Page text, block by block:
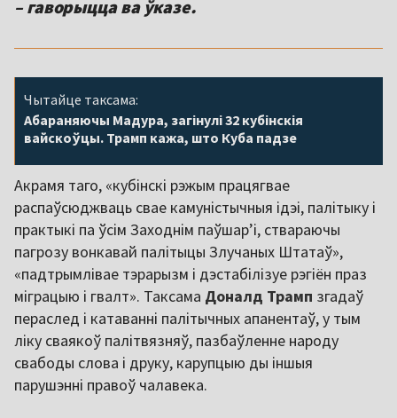
– гаворыцца ва ўказе.
Чытайце таксама:
Абараняючы Мадура, загінулі 32 кубінскія
вайскоўцы. Трамп кажа, што Куба падзе
Акрамя таго, «кубінскі рэжым працягвае
распаўсюджваць свае камуністычныя ідэі, палітыку і
практыкі па ўсім Заходнім паўшарʼі, ствараючы
пагрозу вонкавай палітыцы Злучаных Штатаў»,
«падтрымлівае тэрарызм і дэстабілізуе рэгіён праз
міграцыю і гвалт». Таксама Доналд Трамп згадаў
пераслед і катаванні палітычных апанентаў, у тым
ліку сваякоў палітвязняў, пазбаўленне народу
свабоды слова і друку, карупцыю ды іншыя
парушэнні правоў чалавека.